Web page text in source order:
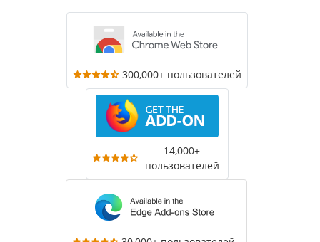
300,000+ пользователей
14,000+
пользователей